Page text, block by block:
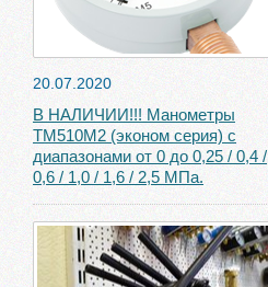
20.07.2020
В НАЛИЧИИ!!! Манометры
ТМ510М2 (эконом серия) с
диапазонами от 0 до 0,25 / 0,4 /
0,6 / 1,0 / 1,6 / 2,5 МПа.